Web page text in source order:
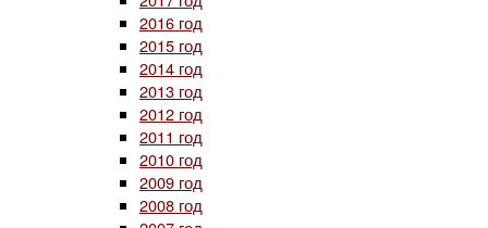
2016 год
2015 год
2014 год
2013 год
2012 год
2011 год
2010 год
2009 год
2008 год